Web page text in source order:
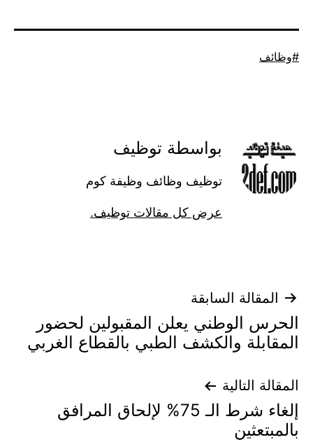
موسوم
وظائف
بواسطة توظيف
توظيف وظائف وظيفة كوم
عرض كل مقالات توظيف.
تصفّح
المقالات
المقالة السابقة
الحرس الوطني يعلن المقبولين لحضور
المقابلة والكشف الطبي بالقطاع الغربي
المقالة التالية
إلغاء شرط الـ 75% لإلحاق المرافق
بالمبتعثين